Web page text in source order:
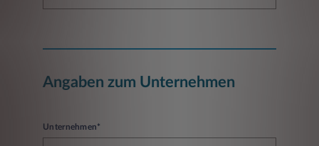
Angaben zum Unternehmen
Unternehmen*